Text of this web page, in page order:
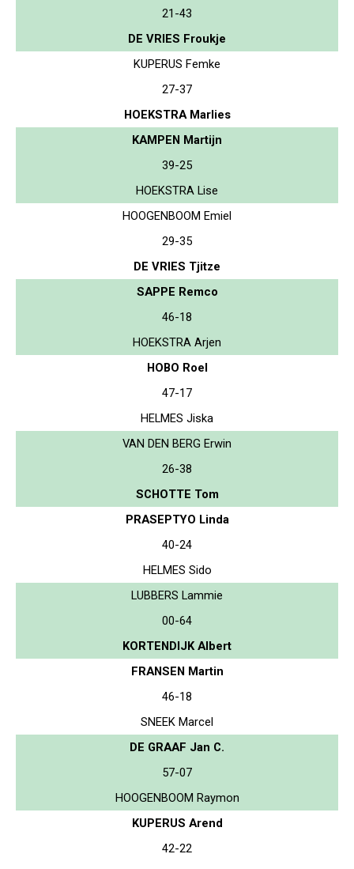
21-43
DE VRIES Froukje
KUPERUS Femke
27-37
HOEKSTRA Marlies
KAMPEN Martijn
39-25
HOEKSTRA Lise
HOOGENBOOM Emiel
29-35
DE VRIES Tjitze
SAPPE Remco
46-18
HOEKSTRA Arjen
HOBO Roel
47-17
HELMES Jiska
VAN DEN BERG Erwin
26-38
SCHOTTE Tom
PRASEPTYO Linda
40-24
HELMES Sido
LUBBERS Lammie
00-64
KORTENDIJK Albert
FRANSEN Martin
46-18
SNEEK Marcel
DE GRAAF Jan C.
57-07
HOOGENBOOM Raymon
KUPERUS Arend
42-22